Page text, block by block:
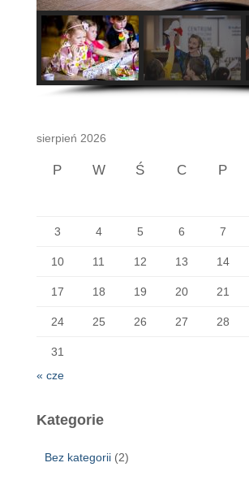
sierpień 2026
P W Ś C P
3 4 5 6 7
10 11 12 13 14
17 18 19 20 21
24 25 26 27 28
31
« cze
Kategorie
Bez kategorii (2)